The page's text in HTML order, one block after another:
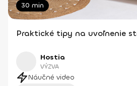
30 min
Praktické tipy na uvoľnenie
Hostia
VÝZVA
Náučné video